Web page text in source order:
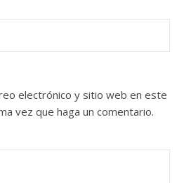
electrónico y sitio web en este
vez que haga un comentario.